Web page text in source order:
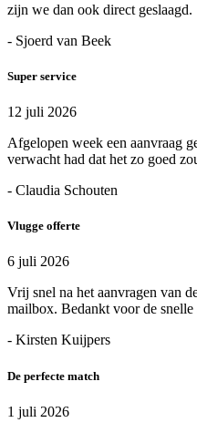
zijn we dan ook direct geslaagd.
- Sjoerd van Beek
Super service
12 juli 2026
Afgelopen week een aanvraag
verwacht had dat het zo goed
- Claudia Schouten
Vlugge offerte
6 juli 2026
Vrij snel na het aanvragen van
mailbox. Bedankt voor de snelle
- Kirsten Kuijpers
De perfecte match
1 juli 2026